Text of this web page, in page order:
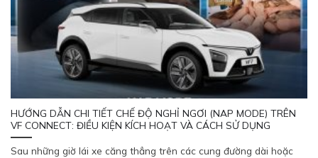
HƯỚNG DẪN CHI TIẾT CHẾ ĐỘ NGHỈ NGƠI (NAP MODE) TRÊN
VF CONNECT: ĐIỀU KIỆN KÍCH HOẠT VÀ CÁCH SỬ DỤNG
Sau những giờ lái xe căng thẳng trên các cung đường dài hoặc